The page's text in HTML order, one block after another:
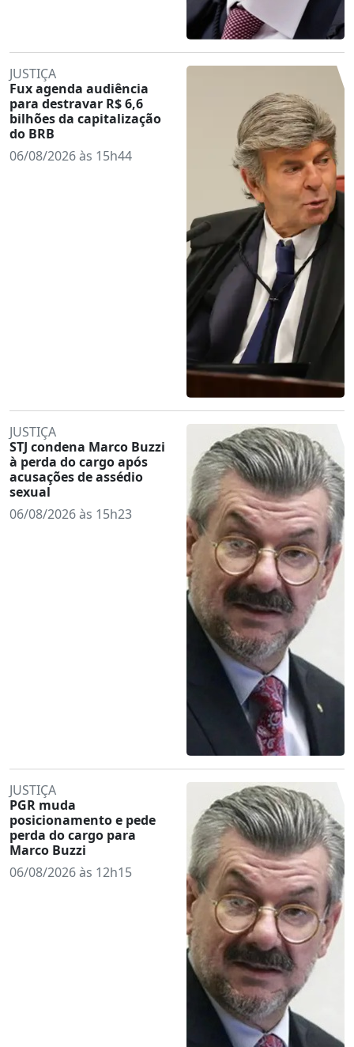
JUSTIÇA
Fux agenda audiência
para destravar R$ 6,6
bilhões da capitalização
do BRB
06/08/2026 às 15h44
JUSTIÇA
STJ condena Marco Buzzi
à perda do cargo após
acusações de assédio
sexual
06/08/2026 às 15h23
JUSTIÇA
PGR muda
posicionamento e pede
perda do cargo para
Marco Buzzi
06/08/2026 às 12h15